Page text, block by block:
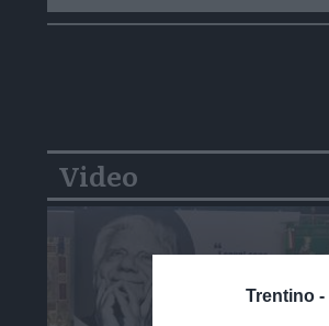
Trentino -
Video